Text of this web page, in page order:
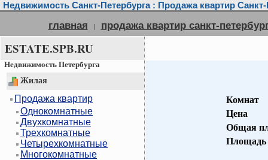
Недвижимость Санкт-Петербурга : Продажа квартир Санкт-
главная | продажа квартир санкт-
ESTATE.SPB.RU
Недвижимость Петербурга
Жилая
Продажа квартир
Однокомнатные
Двухкомнатные
Трехкомнатные
Четырехкомнатные
Многокомнатные
Комнат
Цена
Общая
Площадь